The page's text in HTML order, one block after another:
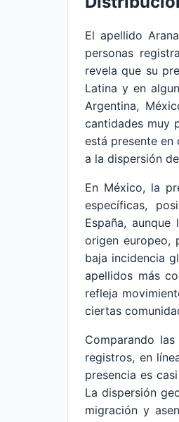
El apellido
personas
revela que su
Latina y en
Argentina,
cantidades muy
está presente
a la dispersión
En México, la
específicas,
España,
origen europeo,
baja incidencia
apellidos más
refleja
ciertas
Comparando
registros, en
presencia es
La dispersión
migración y